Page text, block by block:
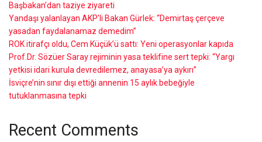
Başbakan’dan taziye ziyareti
Yandaşı yalanlayan AKP’li Bakan Gürlek: “Demirtaş çerçeve
yasadan faydalanamaz demedim”
ROK itirafçı oldu, Cem Küçük’ü sattı: Yeni operasyonlar kapıda
Prof.Dr. Sözüer Saray rejiminin yasa teklifine sert tepki: “Yargı
yetkisi idari kurula devredilemez, anayasa’ya aykırı”
İsviçre’nin sınır dışı ettiği annenin 15 aylık bebeğiyle
tutuklanmasına tepki
Recent Comments